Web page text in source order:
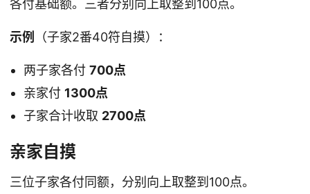
各付基础额。三者分别向上取整到100点。
示例 （子家2番40符自摸）：
两子家各付 700点
亲家付 1300点
子家合计收取 2700点
亲家自摸
三位子家各付同额，分别向上取整到100点。